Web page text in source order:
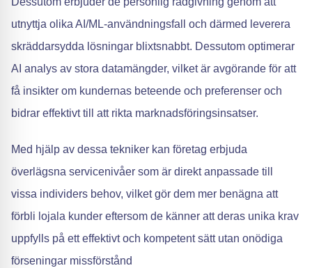
utnyttja olika AI/ML-användningsfall och därmed leverera
skräddarsydda lösningar blixtsnabbt. Dessutom optimerar
AI analys av stora datamängder, vilket är avgörande för att
få insikter om kundernas beteende och preferenser och
bidrar effektivt till att rikta marknadsföringsinsatser.
Med hjälp av dessa tekniker kan företag erbjuda
överlägsna servicenivåer som är direkt anpassade till
vissa individers behov, vilket gör dem mer benägna att
förbli lojala kunder eftersom de känner att deras unika krav
uppfylls på ett effektivt och kompetent sätt utan onödiga
förseningar missförstånd